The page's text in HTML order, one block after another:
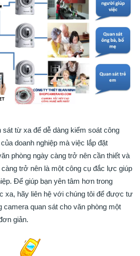
từ xa để dễ dàng kiểm soát công
doanh nghiệp mà việc lắp đặt
phòng ngày càng trở nên cần thiết và
trở nên là một công cụ đắc lực giúp
Để giúp bạn yên tâm hơn trong
xa, hãy liên hệ với chúng tôi để được tư
camera quan sát cho văn phòng một
giản.